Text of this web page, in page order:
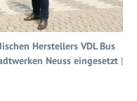
Herstellers VDL Bus
Neuss eingesetzt |